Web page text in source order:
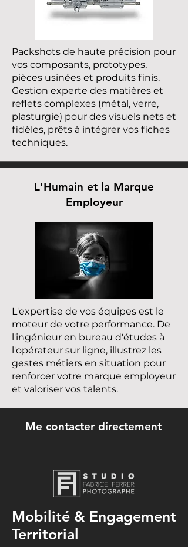
Packshots de haute précision pour
vos composants, prototypes,
pièces usinées et produits finis.
Gestion experte des matières et
reflets complexes (métal, verre,
plasturgie) pour des visuels nets et
fidèles, prêts à intégrer vos fiches
techniques.
L'Humain et la Marque
Employeur
L'expertise de vos équipes est le
moteur de votre performance. De
l'ingénieur en bureau d'études à
l'opérateur sur ligne, illustrez les
gestes métiers en situation pour
renforcer votre marque employeur
et valoriser vos talents.
Me contacter directement
Mobilité & Engagement
Territorial